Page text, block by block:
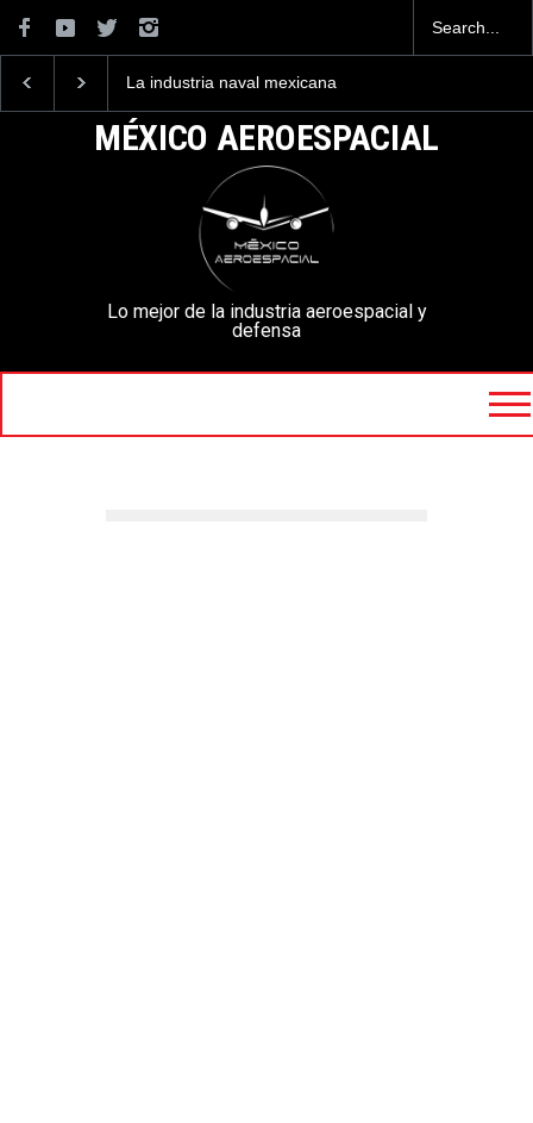
La industria naval mexicana
la Armada de México
Entrenar a un piloto para
mexicanos cuesta 2.9
millones de dólares
MÉXICO AEROESPACIAL
Lo mejor de la industria aeroespacial y
defensa